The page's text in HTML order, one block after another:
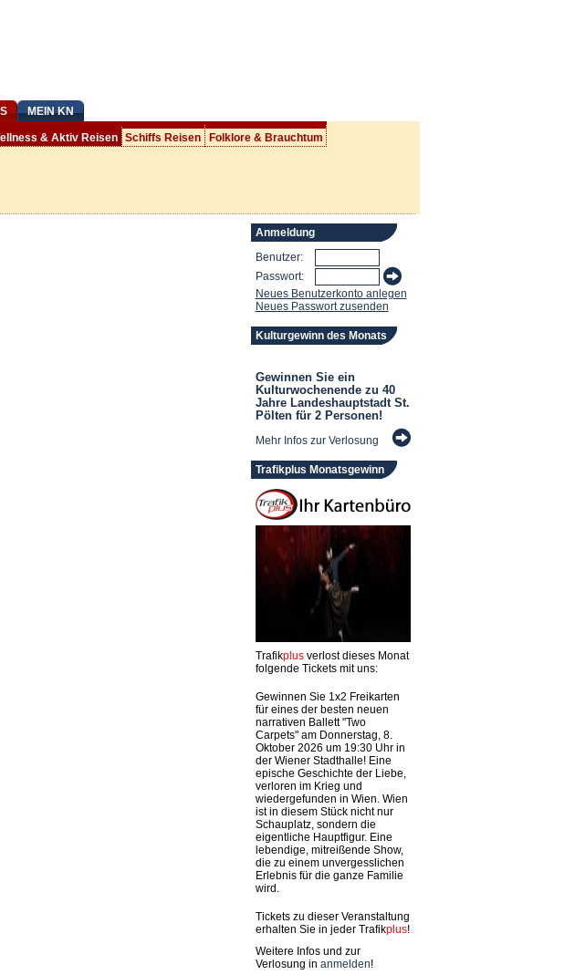
MEIN KN
& Aktiv Reisen Schiffs Reisen Folklore & Brauchtum
Anmeldung
Benutzer:
Passwort:
Neues Benutzerkonto anlegen
Neues Passwort zusenden
Kulturgewinn des Monats
Gewinnen Sie ein
Kulturwochenende zu 40
Jahre Landeshauptstadt St.
Pölten für 2 Personen!
Mehr Infos zur Verlosung
Trafikplus Monatsgewinn
Trafikplusverlost dieses Monat
folgende Tickets mit uns:
Gewinnen Sie 1x2 Freikarten
für eines der besten neuen
narrativen Ballett "Two
Carpets" am Donnerstag, 8.
Oktober 2026 um 19:30 Uhr in
der Wiener Stadthalle! Eine
epische Geschichte der Liebe,
verloren im Krieg und
wiedergefunden in Wien. Wien
ist in diesem Stück nicht nur
Schauplatz, sondern die
eigentliche Hauptfigur. Eine
lebendige, mitreißende Show,
die zu einem unvergesslichen
Erlebnis für die ganze Familie
wird.
Tickets zu dieser Veranstaltung
erhalten Sie in jeder Trafikplus!
Weitere Infos und zur
Verlosung in anmelden!